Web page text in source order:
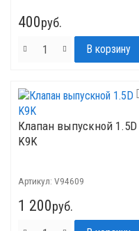
400руб.
Клапан выпускной 1.5D
K9K
Артикул: V94609
1 200руб.